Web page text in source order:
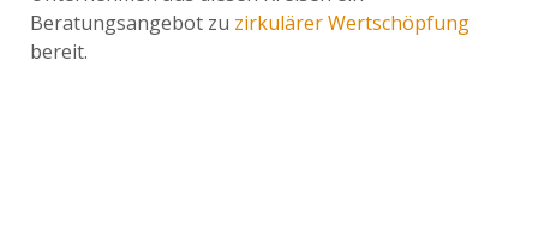
Beratungsangebot zu zirkulärer Wertschöpfung
bereit.